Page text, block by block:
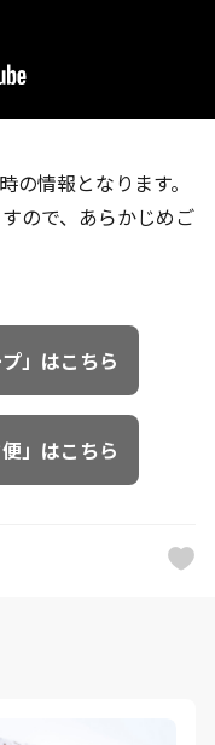
の情報となります。
ので、あらかじめご
」はこちら
」はこちら